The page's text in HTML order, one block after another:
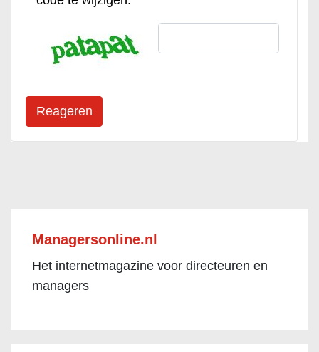
Managersonline.nl
Het internetmagazine voor directeuren en
managers